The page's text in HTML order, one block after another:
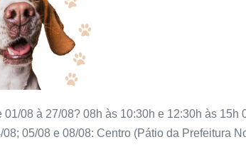
08 à 27/08? 08h às 10:30h e 12:30h às
05/08 e 08/08: Centro (Pátio da Prefeitura